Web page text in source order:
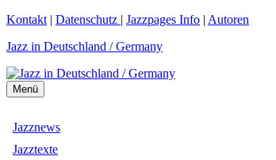
Zum
springen
Kontakt | Datenschutz | Jazzpages Info | Autoren
Jazz in Deutschland / Germany
Menü
Jazznews
Jazztexte